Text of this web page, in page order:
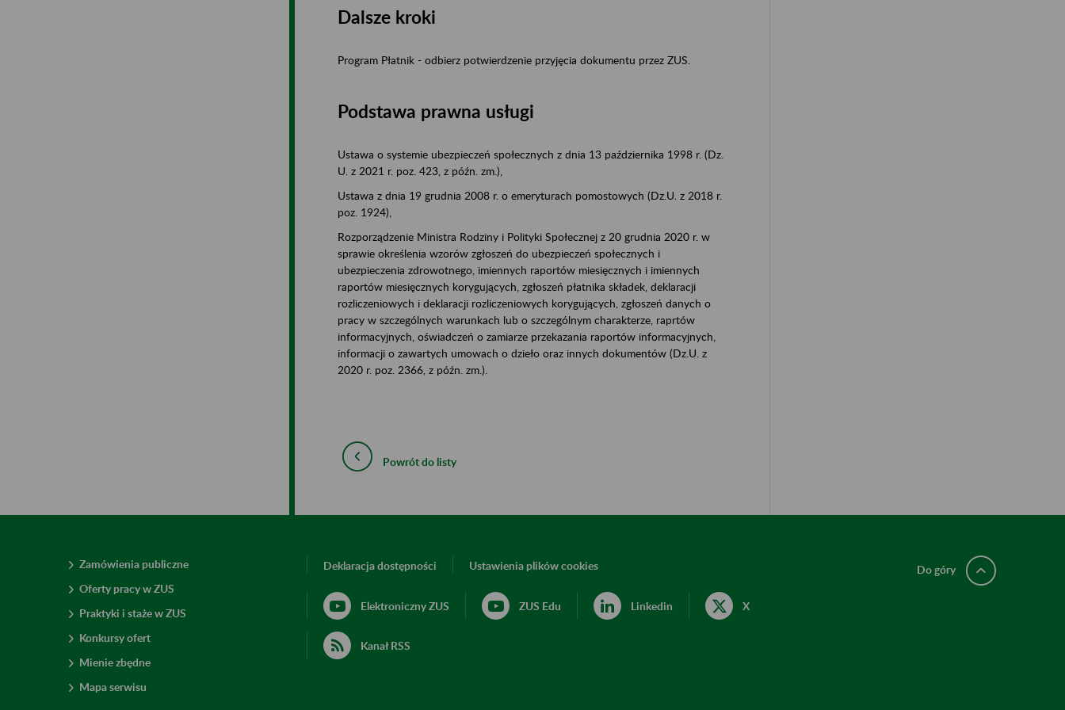
Dalsze kroki
Program Płatnik - odbierz potwierdzenie przyjęcia dokumentu przez ZUS.
Podstawa prawna usługi
Ustawa o systemie ubezpieczeń społecznych z dnia 13 października 1998 r. (Dz.
U. z 2021 r. poz. 423, z późn. zm.),
Ustawa z dnia 19 grudnia 2008 r. o emeryturach pomostowych (Dz.U. z 2018 r.
poz. 1924),
Rozporządzenie Ministra Rodziny i Polityki Społecznej z 20 grudnia 2020 r. w
sprawie określenia wzorów zgłoszeń do ubezpieczeń społecznych i
ubezpieczenia zdrowotnego, imiennych raportów miesięcznych i imiennych
raportów miesięcznych korygujących, zgłoszeń płatnika składek, deklaracji
rozliczeniowych i deklaracji rozliczeniowych korygujących, zgłoszeń danych o
pracy w szczególnych warunkach lub o szczególnym charakterze, raprtów
informacyjnych, oświadczeń o zamiarze przekazania raportów informacyjnych,
informacji o zawartych umowach o dzieło oraz innych dokumentów (Dz.U. z
2020 r. poz. 2366, z późn. zm.).
Powrót do listy
Zamówienia publiczne
Oferty pracy w ZUS
Praktyki i staże w ZUS
Konkursy ofert
Mienie zbędne
Mapa serwisu
Deklaracja dostępności Ustawienia plików cookies
Elektroniczny ZUS ZUS Edu Linkedin X
Kanał RSS
Do góry